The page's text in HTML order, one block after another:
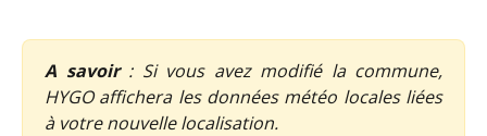
A savoir: Si vous avez modifié la commune,
HYGO affichera les données météo locales liées
à votre nouvelle localisation.